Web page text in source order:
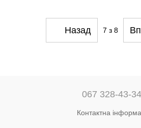
Назад 7 з 8
067 328-43-34
Контактна